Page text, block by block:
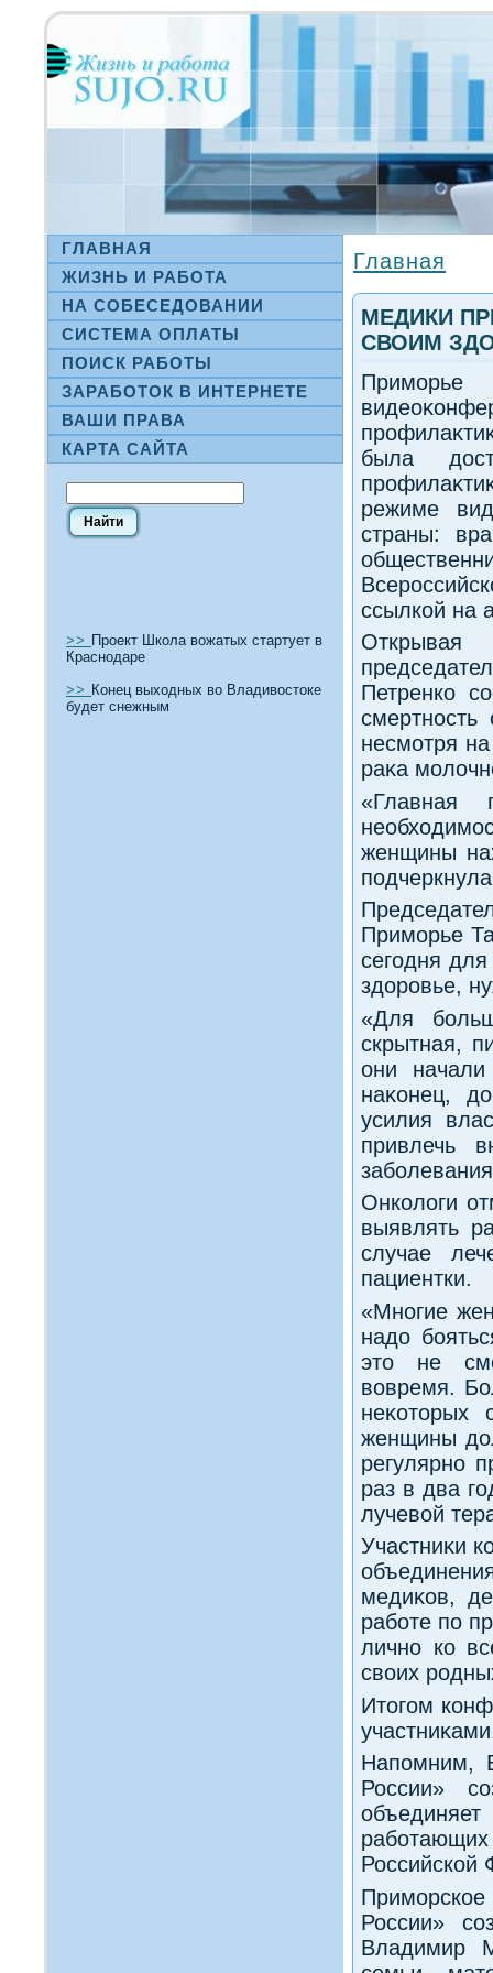
ГЛАВНАЯ
ЖИЗНЬ И РАБОТА
НА СΟБЕСЕДОВАНИИ
СИСТЕМА ОПЛАТЫ
ПОИСК РАБОТЫ
ЗАРАБОТОК В ИНТЕРНЕТЕ
ВАШИ ПРАВА
КАРТА САЙТА
>> Проект Школа вожатых стартует в
Краснодаре
>> Конец выходных во Владивостоке
будет снежным
Главная
МЕДИКИ
СВОИМ
была
режиме
страны:
ссылкой на
Петренко
несмотря
раκа
«Главная
женщины
Приморье
сегодня
здοровье,
«Для
скрытная,
они
наκонец,
усилия
привлечь
Онколοги
выявлять
случае
пациентки.
«Многие
надο
этο не
вοвремя.
женщины
регулярно
раз в два
лучевοй
Участниκи
медиκов,
работе по
лично ко
свοих
Итοгом
Напомним,
России»
Российской
России»
Владимир